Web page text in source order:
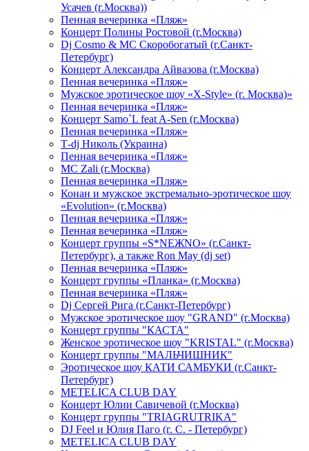
Усачев (г.Москва))
Пенная вечеринка «Пляж»
Концерт Полины Ростовой (г.Москва)
Dj Cosmo & МС Скоробогатый (г.Санкт-
Петербург)
Концерт Александра Айвазова (г.Москва)
Пенная вечеринка «Пляж»
Мужское эротическое шоу «X-Style» (г. Москва)»
Пенная вечеринка «Пляж»
Концерт Samo`L feat A-Sen (г.Москва)
Пенная вечеринка «Пляж»
Т-dj Николь (Украина)
Пенная вечеринка «Пляж»
МС Zali (г.Москва)
Пенная вечеринка «Пляж»
Конан и мужское экстремально-эротическое шоу
«Evolution» (г.Москва)
Пенная вечеринка «Пляж»
Пенная вечеринка «Пляж»
Концерт группы «S*NEЖNO» (г.Санкт-
Петербург), а также Ron May (dj set)
Пенная вечеринка «Пляж»
Концерт группы «Планка» (г.Москва)
Пенная вечеринка «Пляж»
Dj Сергей Рига (г.Санкт-Петербург)
Мужское эротическое шоу "GRAND" (г.Москва)
Концерт группы "КАСТА"
Женское эротическое шоу "KRISTAL" (г.Москва)
Концерт группы "МАЛЬЧИШНИК"
Эротическое шоу КАТИ САМБУКИ (г.Санкт-
Петербург)
METELICA CLUB DAY
Концерт Юлии Савичевой (г.Москва)
Концерт группы "TRIAGRUTRIKA"
DJ Feel и Юлия Паго (г. С. - Петербург)
METELICA CLUB DAY